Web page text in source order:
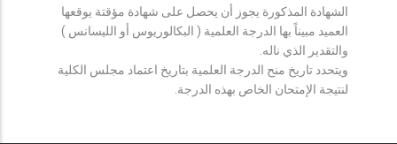
الشهادة المذكورة يجوز أن يحصل على شهادة مؤقتة يوقعها
العميد مبيناً بها الدرجة العلمية ( البكالوريوس أو الليسانس )
والتقدير الذي ناله.
ويتحدد تاريخ منح الدرجة العلمية بتاريخ اعتماد مجلس الكلية
لنتيجة الإمتحان الخاص بهذه الدرجة.